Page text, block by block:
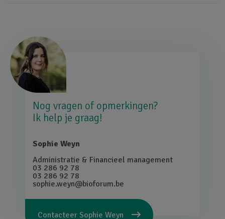
Afbeelding
Nog vragen of opmerkingen?
Ik help je graag!
Sophie Weyn
Administratie & Financieel management
03 286 92 78
03 286 92 78
sophie.weyn@bioforum.be
Contacteer Sophie Weyn